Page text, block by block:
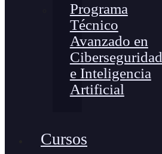
Programa
Técnico
Avanzado en
Ciberseguridad
e Inteligencia
Artificial
Cursos